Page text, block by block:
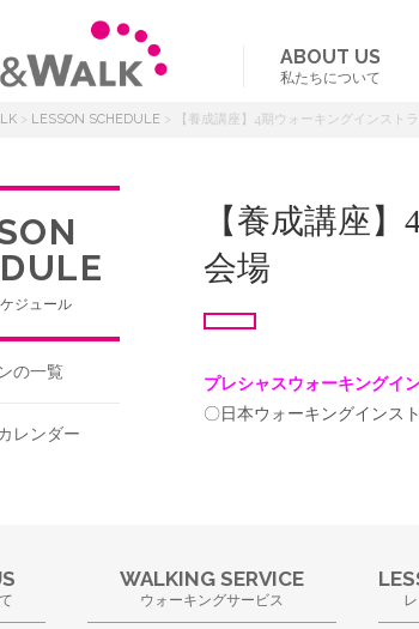
ABOUT US
私たちについて
> LESSON SCHEDULE > 【養成講座】4期ウォーキングインスト
【養成講座
会場
プレシャスウォーキングイ
〇日本ウォーキングインス
ジュール
の一覧
レンダー
WALKING SERVICE
ウォーキングサービス